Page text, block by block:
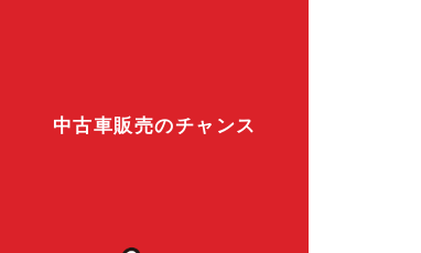
中古車販売のチャンス